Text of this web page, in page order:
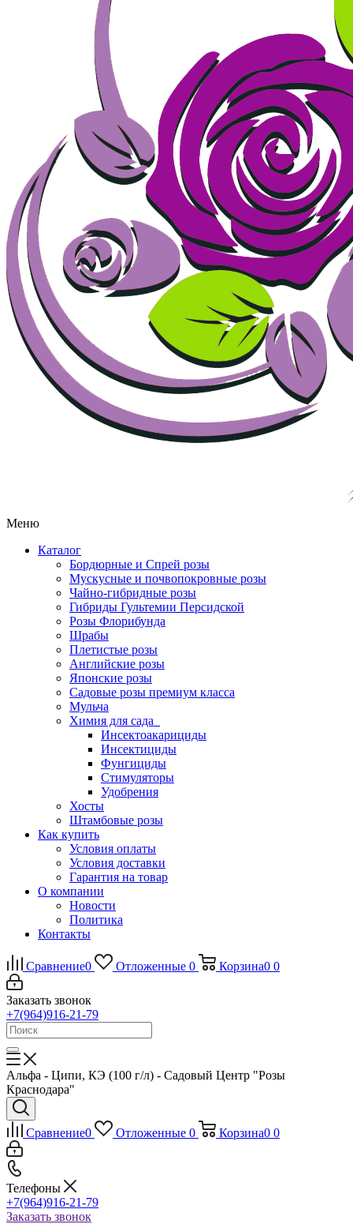
Меню
Каталог
Бордюрные и Спрей розы
Мускусные и почвопокровные розы
Чайно-гибридные розы
Гибриды Гультемии Персидской
Розы Флорибунда
Шрабы
Плетистые розы
Английские розы
Японские розы
Садовые розы премиум класса
Мульча
Химия для сада
Инсектоакарициды
Инсектициды
Фунгициды
Стимуляторы
Удобрения
Хосты
Штамбовые розы
Как купить
Условия оплаты
Условия доставки
Гарантия на товар
О компании
Новости
Политика
Контакты
Сравнение0 Отложенные 0 Корзина0 0
Заказать звонок
+7(964)916-21-79
Альфа - Ципи, КЭ (100 г/л) - Садовый Центр "Розы
Краснодара"
Сравнение0 Отложенные 0 Корзина0 0
Телефоны
+7(964)916-21-79
Заказать звонок